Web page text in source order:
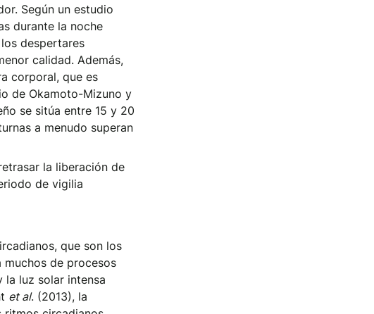
Según un estudio
durante la noche
despertares
calidad. Además,
corporal, que es
de Okamoto-Mizuno y
se sitúa entre 15 y 20
a menudo superan
la liberación de
de vigilia
que son los
de procesos
la luz solar intensa
et al. (2013), la